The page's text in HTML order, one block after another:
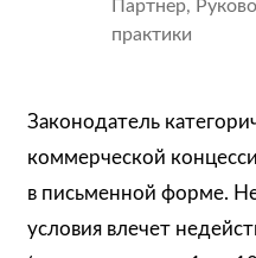
Партнер,
практики
Законодатель
коммерческой
в письменной форме.
условия влечет